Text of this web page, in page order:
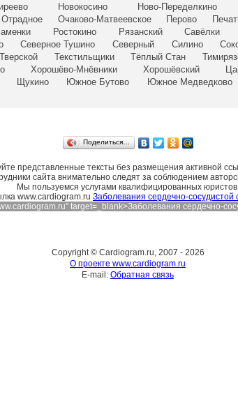
Новокосино Ново-Переделкино
Отрадное Очаково-Матвеевское Перово
Ростокино Рязанский Савёлки
Северное Тушино Северный Силино
Тверской Текстильщики Тёплый Стан
Хорошёво-Мнёвники Хорошёвский
Щукино Южное Бутово Южное Медведково
Поделиться…
представленные тексты без размещения активной
сайта внимательно следят за соблюдением
Мы пользуемся услугами квалифицированных
www.cardiogram.ru Заболевания сердечно-сосудистой
target=_blank>Заболевания сердечно-
Copyright © Cardiogram.ru, 2007 - 2026
О проекте www.cardiogram.ru
E-mail: Обратная связь